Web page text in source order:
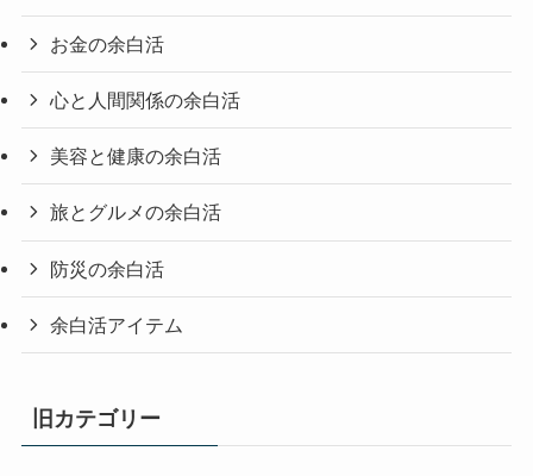
お金の余白活
心と人間関係の余白活
美容と健康の余白活
旅とグルメの余白活
防災の余白活
余白活アイテム
旧カテゴリー